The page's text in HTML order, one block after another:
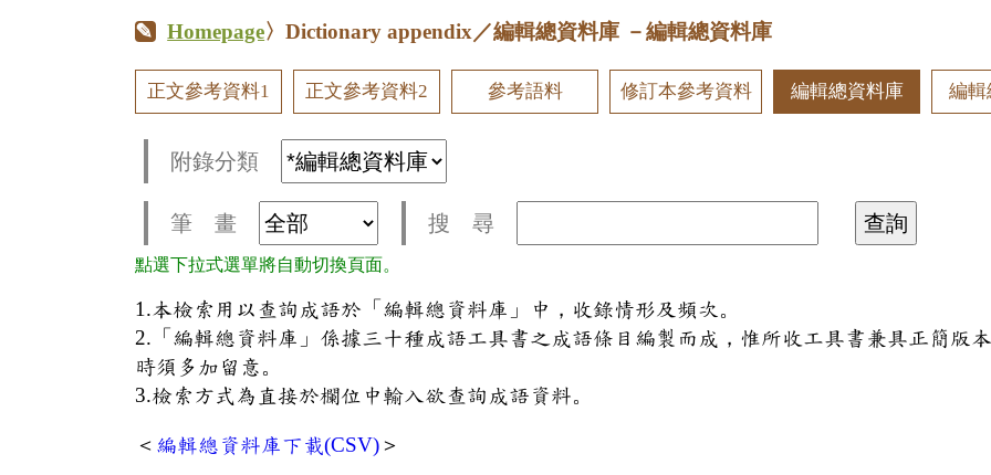
Homepage〉Dictionary appendix／編輯總資料庫 －編輯總資料庫
正文參考資料1 正文參考資料2 參考語料 修訂本參考資料 編輯總資料庫 編輯
附錄分類
筆 畫 搜 尋
點選下拉式選單將自動切換頁面。
1.本檢索用以查詢成語於「編輯總資料庫」中，收錄情形及頻次。
2.「編輯總資料庫」係據三十種成語工具書之成語條目編製而成，惟所收工具書兼具正簡版
時須多加留意。
3.檢索方式為直接於欄位中輸入欲查詢成語資料。
＜ 編輯總資料庫下載(CSV)＞